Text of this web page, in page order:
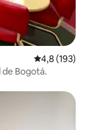
Évaluation
4,8 (193)
Bogotá.